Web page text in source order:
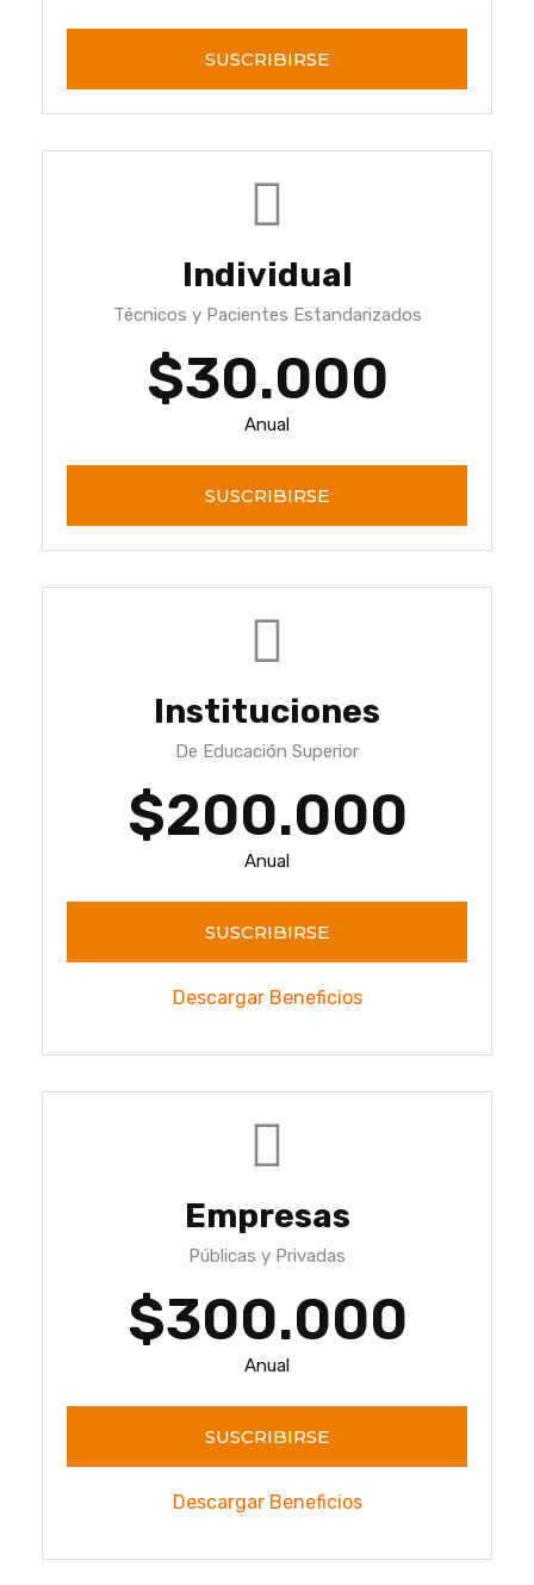
SUSCRIBIRSE
Individual
Técnicos y Pacientes Estandarizados
$30.000
Anual
SUSCRIBIRSE
Instituciones
De Educación Superior
$200.000
Anual
SUSCRIBIRSE
Descargar Beneficios
Empresas
Públicas y Privadas
$300.000
Anual
SUSCRIBIRSE
Descargar Beneficios